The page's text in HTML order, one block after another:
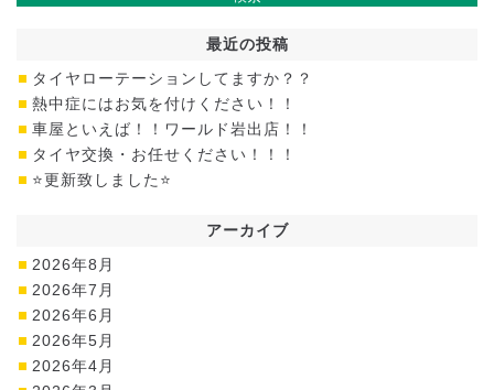
最近の投稿
タイヤローテーションしてますか？？
熱中症にはお気を付けください！！
車屋といえば！！ワールド岩出店！！
タイヤ交換・お任せください！！！
⭐更新致しました⭐
アーカイブ
2026年8月
2026年7月
2026年6月
2026年5月
2026年4月